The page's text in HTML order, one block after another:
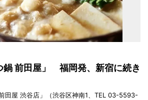
鍋 前田屋」 福岡発、新宿に続き
田屋 渋谷店」（渋谷区神南1、TEL 03-5593-